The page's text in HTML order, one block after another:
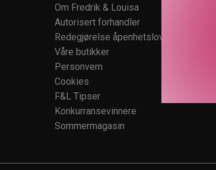
Om Fredrik & Louisa
Autorisert forhandler
Redegjørelse åpenhetsloven
Våre butikker
Personvern
Cookies
F&L Tipser
Konkurransevinnere
Sommermagasin